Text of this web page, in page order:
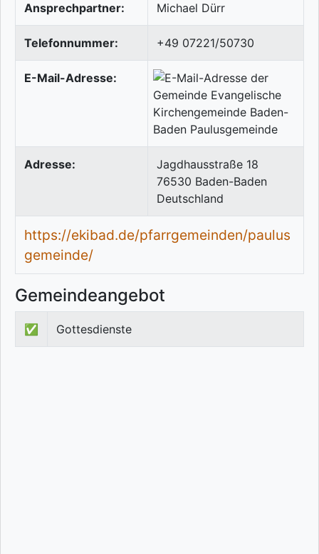
Ansprechpartner: Michael Dürr
Telefonnummer: +49 07221/50730
E-Mail-Adresse:
Adresse:
Jagdhausstraße 18
76530 Baden-Baden
Deutschland
https://ekibad.de/pfarrgemeinden/paulus
gemeinde/
Gemeindeangebot
✅ Gottesdienste